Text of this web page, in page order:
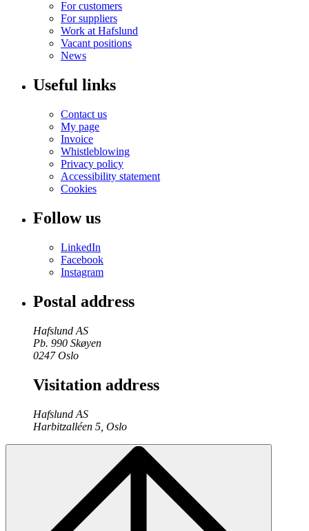
For customers
For suppliers
Work at Hafslund
Vacant positions
News
Useful links
Contact us
My page
Invoice
Whistleblowing
Privacy policy
Accessibility statement
Cookies
Follow us
LinkedIn
Facebook
Instagram
Postal address
Hafslund AS
Pb. 990 Skøyen
0247 Oslo
Visitation address
Hafslund AS
Harbitzalléen 5, Oslo